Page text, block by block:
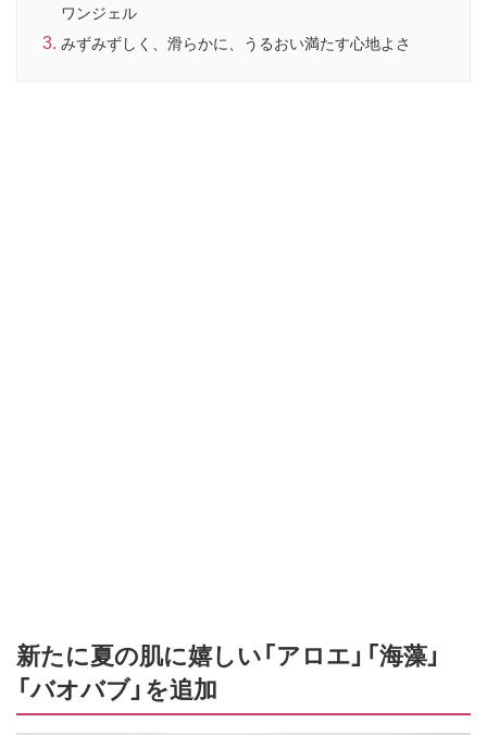
ワンジェル
みずみずしく、滑らかに、うるおい満たす心地よさ
新たに夏の肌に嬉しい「アロエ」「海藻」
「バオバブ」を追加